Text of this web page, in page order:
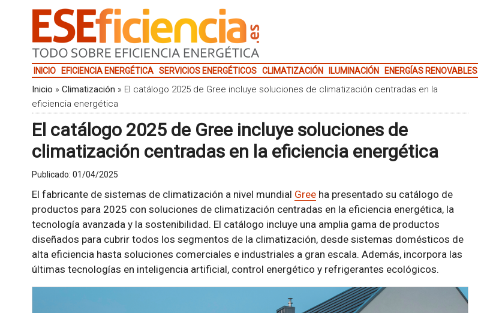
INICIO EFICIENCIA ENERGÉTICA SERVICIOS ENERGÉTICOS CLIMATIZACIÓN ILUMINACIÓN ENERGÍAS RENOVABLES
Inicio » Climatización » El catálogo 2025 de Gree incluye soluciones de climatización centradas en la
eficiencia energética
El catálogo 2025 de Gree incluye soluciones de
climatización centradas en la eficiencia energética
Publicado: 01/04/2025
El fabricante de sistemas de climatización a nivel mundial Greeha presentado su catálogo de
productos para 2025 con soluciones de climatización centradas en la eficiencia energética, la
tecnología avanzada y la sostenibilidad. El catálogo incluye una amplia gama de productos
diseñados para cubrir todos los segmentos de la climatización, desde sistemas domésticos de
alta eficiencia hasta soluciones comerciales e industriales a gran escala. Además, incorpora las
últimas tecnologías en inteligencia artificial, control energético y refrigerantes ecológicos.